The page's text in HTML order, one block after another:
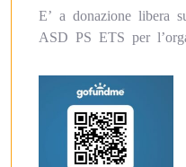
E’ a donazione libera
ASD PS ETS per